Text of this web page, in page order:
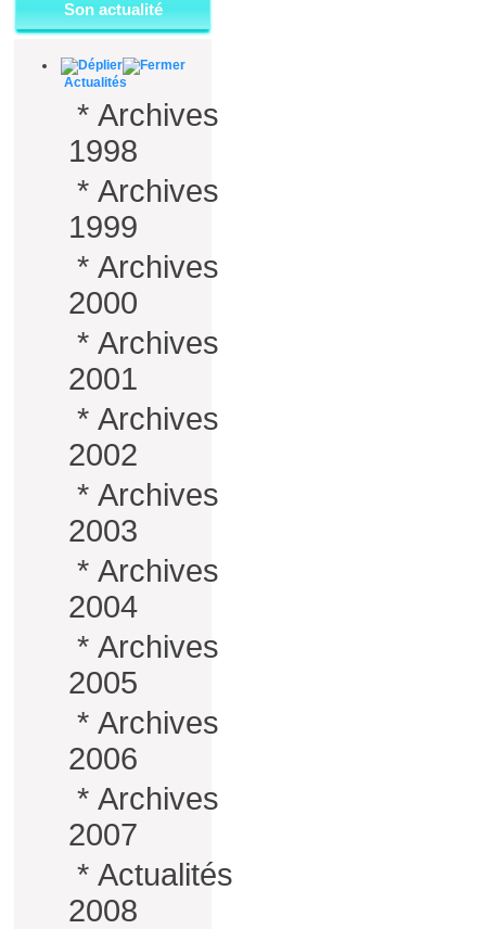
Son actualité
Actualités
* Archives
1998
* Archives
1999
* Archives
2000
* Archives
2001
* Archives
2002
* Archives
2003
* Archives
2004
* Archives
2005
* Archives
2006
* Archives
2007
* Actualités
2008